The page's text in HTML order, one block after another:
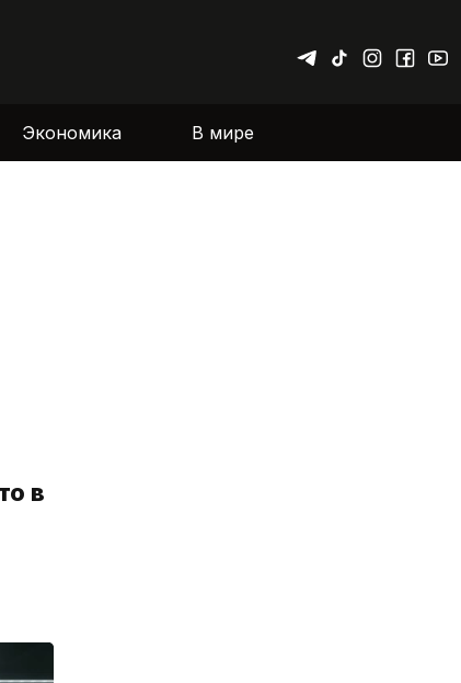
Экономика В мире
в